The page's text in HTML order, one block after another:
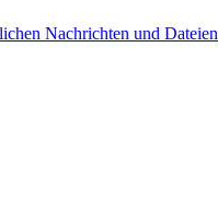
Nachrichten und Dateien